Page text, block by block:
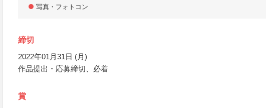
写真・フォトコン
締切
2022年01月31日 (月)
作品提出・応募締切、必着
賞